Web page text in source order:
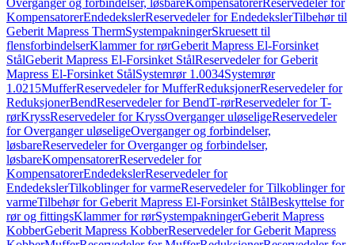
Overganger og forbindelser, løsbareKompensatorerReservedeler for
KompensatorerEndedekslerReservedeler for EndedekslerTilbehør til
Geberit Mapress ThermSystempakningerSkruesett til
flensforbindelserKlammer for rørGeberit Mapress El-Forsinket
StålGeberit Mapress El-Forsinket StålReservedeler for Geberit
Mapress El-Forsinket StålSystemrør 1.0034Systemrør
1.0215MufferReservedeler for MufferReduksjonerReservedeler for
ReduksjonerBendReservedeler for BendT-rørReservedeler for T-
rørKryssReservedeler for KryssOverganger uløseligeReservedeler
for Overganger uløseligeOverganger og forbindelser,
løsbareReservedeler for Overganger og forbindelser,
løsbareKompensatorerReservedeler for
KompensatorerEndedekslerReservedeler for
EndedekslerTilkoblinger for varmeReservedeler for Tilkoblinger for
varmeTilbehør for Geberit Mapress El-Forsinket StålBeskyttelse for
rør og fittingsKlammer for rørSystempakningerGeberit Mapress
KobberGeberit Mapress KobberReservedeler for Geberit Mapress